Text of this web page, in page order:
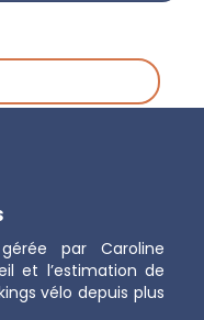
par Caroline
et l’estimation de
vélo depuis plus